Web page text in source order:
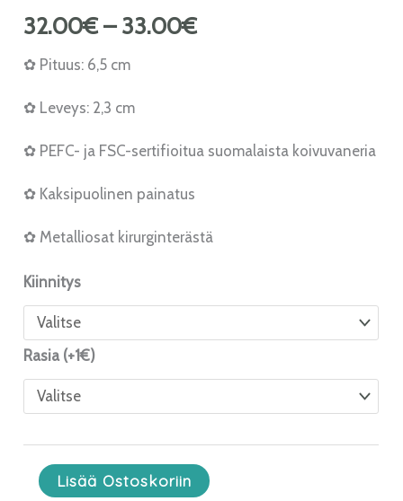
32.00€– 33.00€
✿ Pituus: 6,5 cm
✿ Leveys: 2,3 cm
✿ PEFC- ja FSC-sertifioitua suomalaista koivuvaneria
✿ Kaksipuolinen painatus
✿ Metalliosat kirurginterästä
Kiinnitys
Rasia (+1€)
Lisää Ostoskoriin